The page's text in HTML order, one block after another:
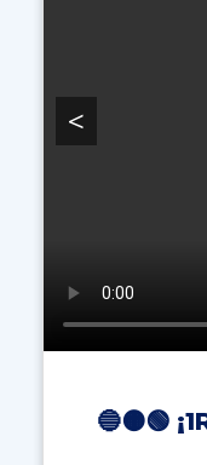
<
🔵🟠🟢